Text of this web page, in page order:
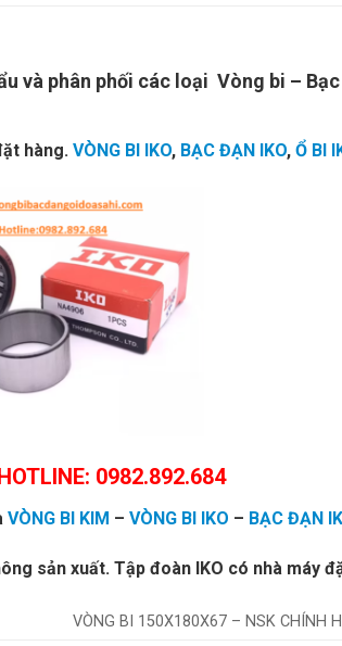
và phân phối các loại Vòng bi –
hàng. VÒNG BI IKO, BẠC ĐẠN IKO, Ổ BI
0982.892.684
VÒNG BI KIM – VÒNG BI IKO – BẠC ĐẠN
sản xuất. Tập đoàn IKO có nhà máy
VÒNG BI 150X180X67 – NSK CHÍNH